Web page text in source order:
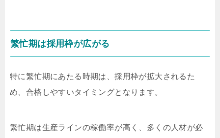
繁忙期は採用枠が広がる
特に繁忙期にあたる時期は、採用枠が拡大されるた
め、合格しやすいタイミングとなります。
繁忙期は生産ラインの稼働率が高く、多くの人材が必